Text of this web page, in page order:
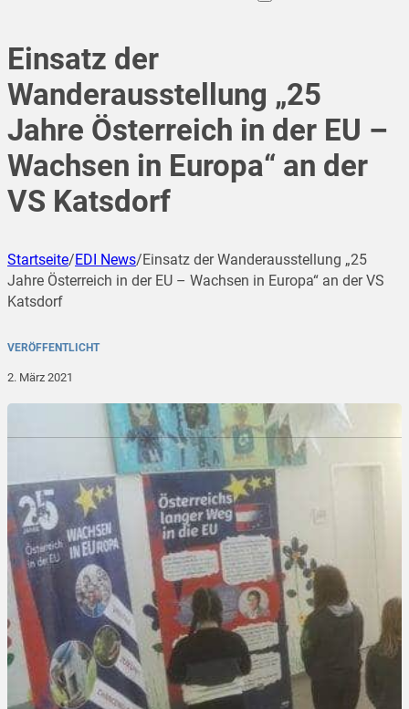
Einsatz der
Wanderausstellung „25
Jahre Österreich in der EU –
Wachsen in Europa“ an der
VS Katsdorf
Startseite/EDI News/Einsatz der Wanderausstellung „25
Jahre Österreich in der EU – Wachsen in Europa“ an der VS
Katsdorf
VERÖFFENTLICHT
2. März 2021